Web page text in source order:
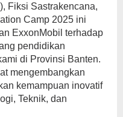
Fiksi Sastrakencana,
Camp 2025 ini
ExxonMobil terhadap
pendidikan
di Provinsi Banten.
mengembangkan
kemampuan inovatif
Teknik, dan